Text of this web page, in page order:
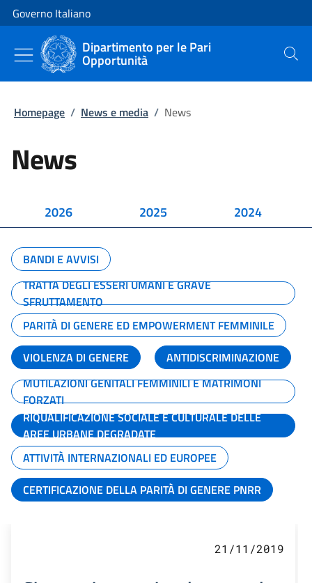
Vai al contenuto
Vai alla navigazione del sito
Governo Italiano
Dipartimento per le Pari
Opportunità Cerca
Homepage / News e media / News
News
2026 2025 2024
BANDI E AVVISI
TRATTA DEGLI ESSERI UMANI E GRAVE
SFRUTTAMENTO
PARITÀ DI GENERE ED EMPOWERMENT FEMMINILE
VIOLENZA DI GENERE
ANTIDISCRIMINAZIONE
MUTILAZIONI GENITALI FEMMINILI E MATRIMONI
FORZATI
RIQUALIFICAZIONE SOCIALE E CULTURALE DELLE
AREE URBANE DEGRADATE
ATTIVITÀ INTERNAZIONALI ED EUROPEE
CERTIFICAZIONE DELLA PARITÀ DI GENERE PNRR
21/11/2019